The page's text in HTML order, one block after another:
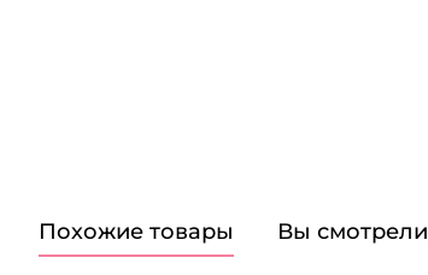
Похожие товары Вы смотрели